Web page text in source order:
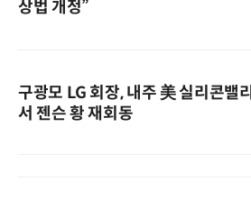
상법 개정”
구광모 LG 회장, 내주 美 실리콘밸리
서 젠슨 황 재회동